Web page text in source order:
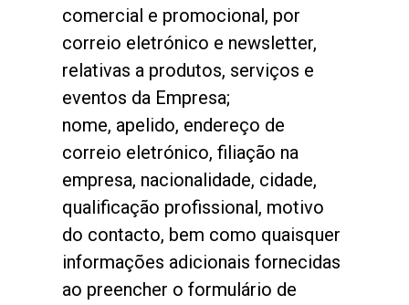
comercial e promocional, por
correio eletrónico e newsletter,
relativas a produtos, serviços e
eventos da Empresa;
nome, apelido, endereço de
correio eletrónico, filiação na
empresa, nacionalidade, cidade,
qualificação profissional, motivo
do contacto, bem como quaisquer
informações adicionais fornecidas
ao preencher o formulário de